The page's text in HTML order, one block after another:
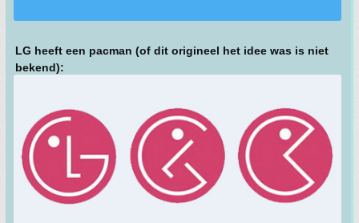
LG heeft een pacman (of dit origineel het idee was is niet
bekend):